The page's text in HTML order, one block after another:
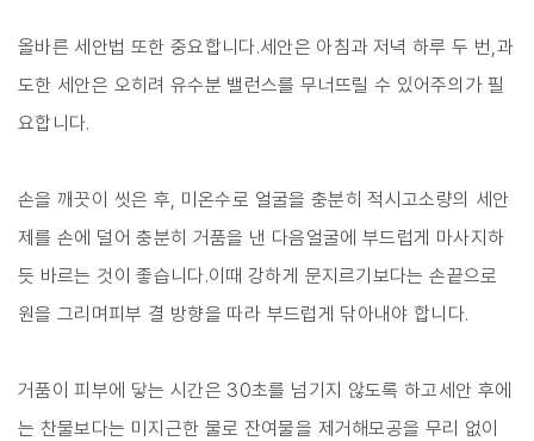
올바른 세안법 또한 중요합니다.세안은 아침과 저녁 하루 두 번,과
도한 세안은 오히려 유수분 밸런스를 무너뜨릴 수 있어주의가 필
요합니다.
손을 깨끗이 씻은 후, 미온수로 얼굴을 충분히 적시고소량의 세안
제를 손에 덜어 충분히 거품을 낸 다음얼굴에 부드럽게 마사지하
듯 바르는 것이 좋습니다.이때 강하게 문지르기보다는 손끝으로
원을 그리며피부 결 방향을 따라 부드럽게 닦아내야 합니다.
거품이 피부에 닿는 시간은 30초를 넘기지 않도록 하고세안 후에
는 찬물보다는 미지근한 물로 잔여물을 제거해모공을 무리 없이